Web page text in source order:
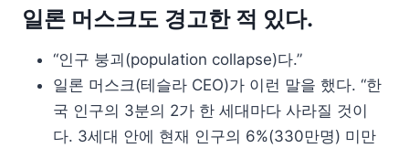
일론 머스크도 경고한 적 있다.
“인구 붕괴(population collapse)다.”
일론 머스크(테슬라 CEO)가 이런 말을 했다. “한
국 인구의 3분의 2가 한 세대마다 사라질 것이
다. 3세대 안에 현재 인구의 6%(330만명) 미만